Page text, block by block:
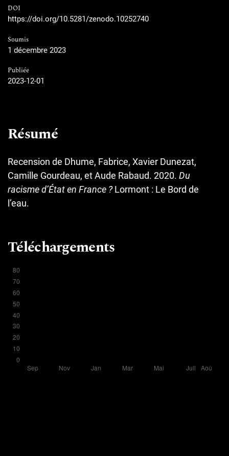
DOI
https://doi.org/10.5281/zenodo.10252740
Soumis
1 décembre 2023
Publiée
2023-12-01
Résumé
Recension de Dhume, Fabrice, Xavier Dunezat,
Camille Gourdeau, et Aude Rabaud. 2020. Du
racisme d’État en France ?Lormont : Le Bord de
l’eau.
Téléchargements